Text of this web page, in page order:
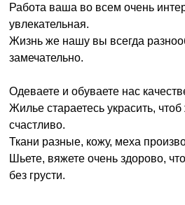
Работа ваша во всем очень
увлекательная.
Жизнь же нашу вы всегда
замечательно.
Одеваете и обуваете нас
Жилье стараетесь украсить,
счастливо.
Ткани разные, кожу, меха
Шьете, вяжете очень здорово,
без грусти.